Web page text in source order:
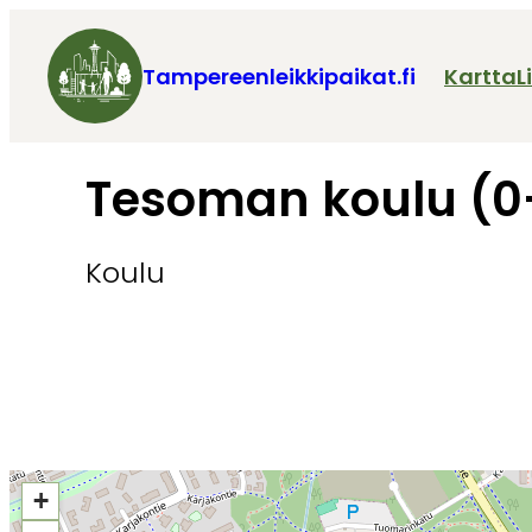
Tampereenleikkipaikat.fi Kartta
Tesoman koulu
Koulu
+